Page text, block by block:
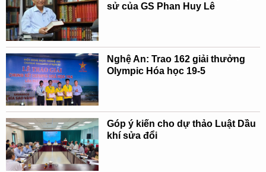
sử của GS Phan Huy Lê
Nghệ An: Trao 162 giải thưởng
Olympic Hóa học 19-5
Góp ý kiến cho dự thảo Luật Dầu
khí sửa đổi